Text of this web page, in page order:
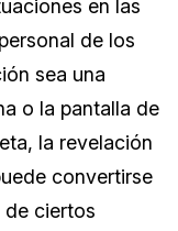
Español
en las
de los
sea una
o la pantalla de
la revelación
convertirse
de ciertos